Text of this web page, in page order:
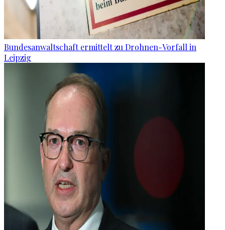
Bundesanwaltschaft ermittelt zu Drohnen-Vorfall in
Leipzig